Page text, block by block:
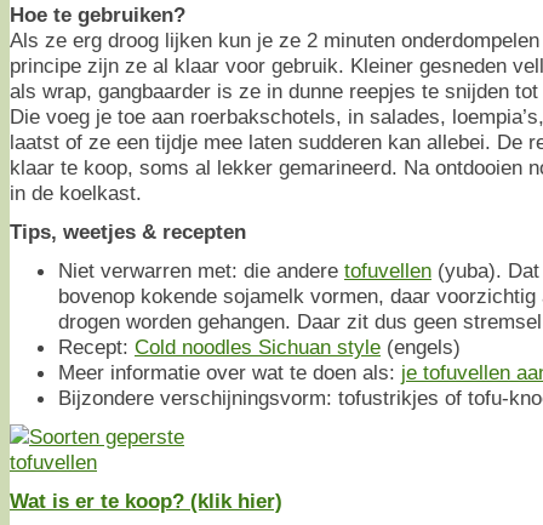
Hoe te gebruiken?
Als ze erg droog lijken kun je ze 2 minuten
principe zijn ze al klaar voor gebruik. Kleiner gesneden
als wrap, gangbaarder is ze in dunne reepjes te snijden
Die voeg je toe aan roerbakschotels, in salades,
laatst of ze een tijdje mee laten sudderen kan allebei. De
klaar te koop, soms al lekker gemarineerd. Na ontdooien
in de koelkast.
Tips, weetjes & recepten
Niet verwarren met: die andere tofuvellen (yuba).
bovenop kokende sojamelk vormen, daar
drogen worden gehangen. Daar zit dus geen
Recept: Cold noodles Sichuan style (engels)
Meer informatie over wat te doen als: je tofuvellen
Bijzondere verschijningsvorm: tofustrikjes of tofu-
Wat is er te koop? (klik hier)